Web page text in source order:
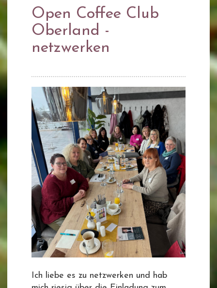
Open Coffee Club
Oberland -
netzwerken
Ich liebe es zu netzwerken und hab